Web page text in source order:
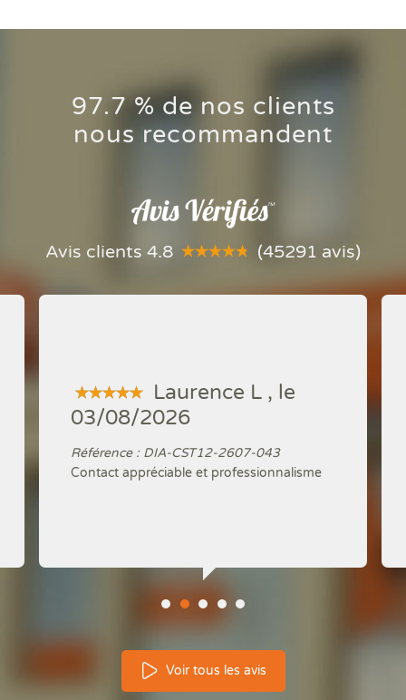
Votre logement reste trop
chaud l'été ? Comprendre le
phénomène des bouilloires
Comprendre le phénomène des bouilloires
thermiques.
Lire la suite
97.7 % de nos clients
nous recommandent
Avis clients 4.8 (45291 avis)
Laurence L , le
03/08/2026
Référence : DIA-CST12-2607-043
Contact appréciable et professionnalisme
Voir tous les avis